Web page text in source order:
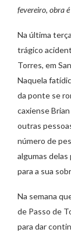
fevereiro, obra
Na última
trágico
Torres, em
Naquela
da ponte se
caxiense
outras
número de
algumas
para a sua
Na semana
de Passo de
para dar